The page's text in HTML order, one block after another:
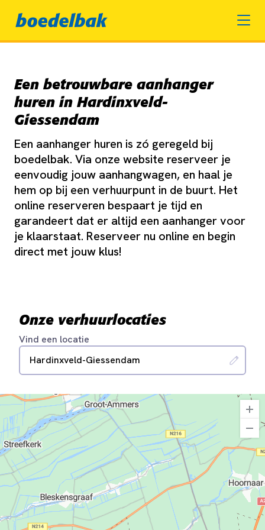
Een betrouwbare aanhanger
huren in Hardinxveld-
Giessendam
Een aanhanger huren is zó geregeld bij
boedelbak. Via onze website reserveer je
eenvoudig jouw aanhangwagen, en haal je
hem op bij een verhuurpunt in de buurt. Het
online reserveren bespaart je tijd en
garandeert dat er altijd een aanhanger voor
je klaarstaat. Reserveer nu online en begin
direct met jouw klus!
Onze verhuurlocaties
Vind een locatie
Hardinxveld-Giessendam